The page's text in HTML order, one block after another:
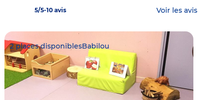
5/5-10 avis Voir les avis
2 places disponiblesBabilou